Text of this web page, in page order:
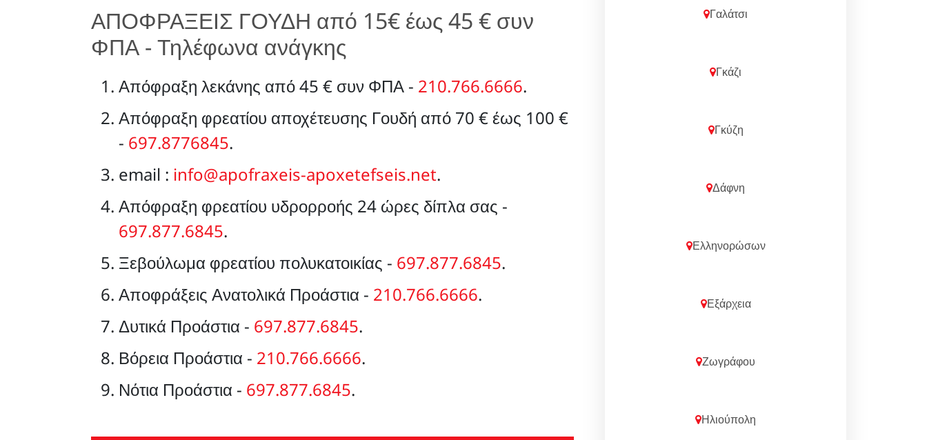
ΑΠΟΦΡΑΞΕΙΣ ΓΟΥΔΗ από 15€ έως 45 € συν
ΦΠΑ - Τηλέφωνα ανάγκης
Απόφραξη λεκάνης από 45 € συν ΦΠΑ - 210.766.6666.
Απόφραξη φρεατίου αποχέτευσης Γουδή από 70 € έως 100 €
- 697.8776845.
email : info@apofraxeis-apoxetefseis.net.
Απόφραξη φρεατίου υδρορροής 24 ώρες δίπλα σας -
697.877.6845.
Ξεβούλωμα φρεατίου πολυκατοικίας - 697.877.6845.
Αποφράξεις Ανατολικά Προάστια - 210.766.6666.
Δυτικά Προάστια - 697.877.6845.
Βόρεια Προάστια - 210.766.6666.
Νότια Προάστια - 697.877.6845.
Γαλάτσι
Γκάζι
Γκύζη
Δάφνη
Ελληνορώσων
Εξάρχεια
Ζωγράφου
Ηλιούπολη